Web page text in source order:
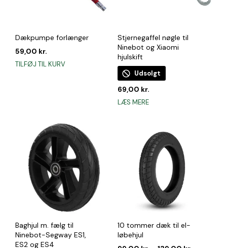
Dækpumpe forlænger
59,00 kr.
TILFØJ TIL KURV
Stjernegaffel nøgle til
Ninebot og Xiaomi
hjulskift
Udsolgt
69,00 kr.
LÆS MERE
Baghjul m. fælg til
Ninebot-Segway ES1,
ES2 og ES4
10 tommer dæk til el-
løbehjul